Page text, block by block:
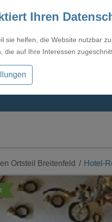
Ihren
sie helfen, die Website nutzbar
die auf Ihre Interessen
Ortsteil Breitenfeld Hotel-